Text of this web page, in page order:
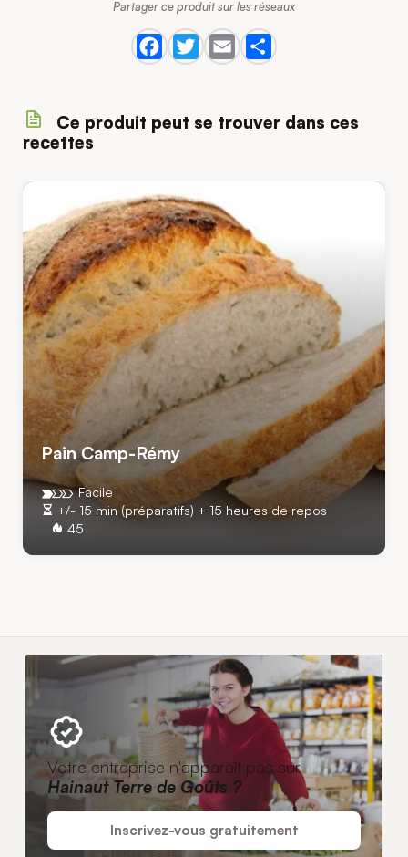
Partager ce produit sur les réseaux
Ce produit peut se trouver dans ces
recettes
Pain Camp-Rémy
+/- 15 min (préparatifs) + 15 heures de repos
45
Facile
Votre entreprise n'apparaît pas sur
Hainaut Terre de Goûts ?
Inscrivez-vous gratuitement